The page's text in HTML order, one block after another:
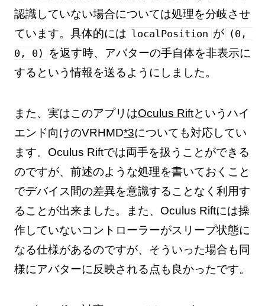
認識していない場合については処理を分岐させ
ています。具体的には localPosition が (0,
0, 0)
を返す時、アバターの手自体を非表示に
するという情報を送るようにしました。
また、実はこのアプリはOculus Riftというハイ
エンド向けのVRHMD*3についても対応してい
ます。Oculus Riftでは両手を扱うことができる
のですが、前述のような処理を書いておくこと
でデバイス間の差異を意識することなく利用す
ることが出来ました。また、Oculus Riftには操
作していないコントローラーがスリープ状態に
なる仕様があるのですが、そういった場合も同
様にアバターに反映される点も良かったです。